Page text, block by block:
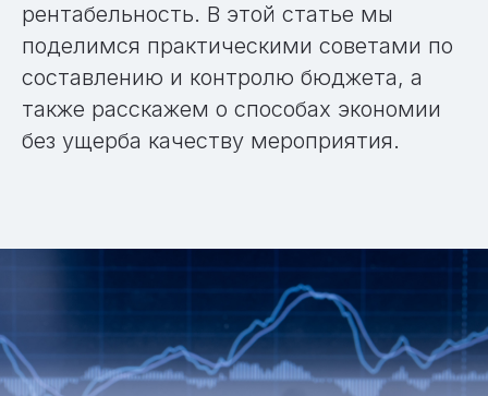
рентабельность. В этой статье мы
поделимся практическими советами по
составлению и контролю бюджета, а
также расскажем о способах экономии
без ущерба качеству мероприятия.